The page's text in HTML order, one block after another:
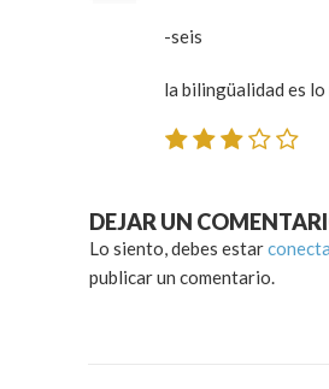
-seis
la bilingüalidad es lo
DEJAR UN
Lo siento, debes estar
publicar un comentario.